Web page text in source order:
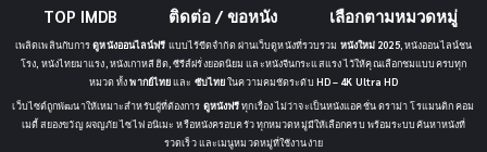
TOP IMDB
ติดต่อ / ขอหนัง เลือกตามหมวดหมู่
เพลิดเพลินกับการดูหนังออนไลน์ฟรี แบบไร้ขีดจำกัด ผ่านเว็บดูหนังที่รวบรวม หนังใหม่ 2025, หนังออนไลน์ชน
โรง, หนังไทยมาแรง, หนังเกาหลีฮิต, ซีรีส์ฝรั่งยอดนิยม และหนังจีนกระแสแรง ไว้ให้คุณเลือกชมแบบครบทุก
หมวด ทั้งพากย์ไทยและ ซับไทยในความคมชัดระดับ HD – 4K Ultra HD
เว็บไซต์ถูกพัฒนาให้เหมาะสำหรับผู้ที่ต้องการ ดูหนังฟรีทุกเรื่อง ไม่ว่าจะเป็นหนังแอคชั่น ดราม่า โรแมนติก คอม
เมดี้ สยองขวัญ ผจญภัย ไซไฟ อนิเมะ หรือหนังครอบครัว ทุกหมวดหมู่มีให้เลือกครบ พร้อมระบบค้นหาหนังที่
รวดเร็ว และเมนูหมวดหมู่ที่ใช้งานง่าย